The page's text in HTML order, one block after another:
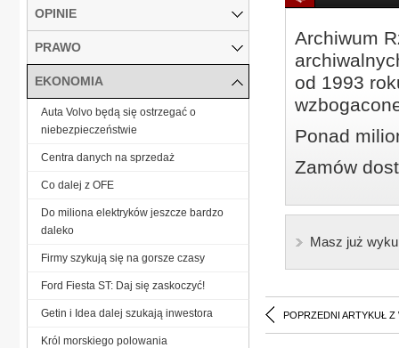
Archiwum
od 1993
Ponad
Zamów
Masz już
POPRZEDNI ARTYKUŁ Z
OPINIE
PRAWO
EKONOMIA
Auta Volvo będą się ostrzegać o
niebezpieczeństwie
Centra danych na sprzedaż
Co dalej z OFE
Do miliona elektryków jeszcze bardzo
daleko
Firmy szykują się na gorsze czasy
Ford Fiesta ST: Daj się zaskoczyć!
Getin i Idea dalej szukają inwestora
Król morskiego polowania